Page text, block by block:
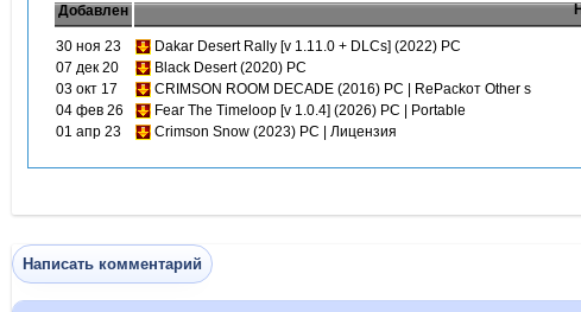
Добавлен
30 ноя 23 Dakar Desert Rally [v 1.11.0 + DLCs] (2022) PC
07 дек 20
Black Desert (2020) PC
03 окт 17
CRIMSON ROOM DECADE (2016) PC | RePackот Other s
04 фев 26
Fear The Timeloop [v 1.0.4] (2026) PC | Portable
01 апр 23
Crimson Snow (2023) PC | Лицензия
Написать комментарий